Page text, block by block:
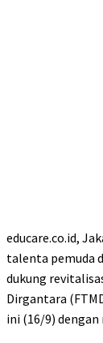
educare.co.id,
talenta pemuda
dukung
Dirgantara
ini (16/9)